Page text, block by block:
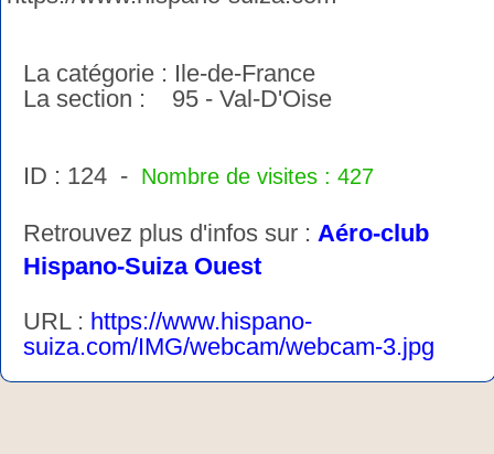
La catégorie : Ile-de-France
La section : 95 - Val-D'Oise
ID : 124 - Nombre de visites : 427
Retrouvez plus d'infos sur : Aéro-club
Hispano-Suiza Ouest
URL : https://www.hispano-
suiza.com/IMG/webcam/webcam-3.jpg